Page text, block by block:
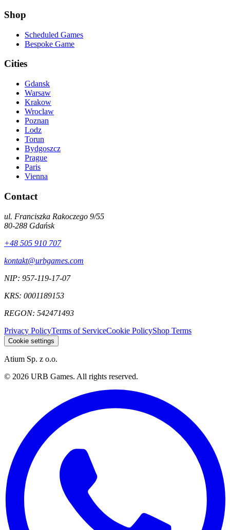
Shop
Scheduled Games
Bespoke Game
Cities
Gdansk
Warsaw
Krakow
Wroclaw
Poznan
Lodz
Torun
Bydgoszcz
Prague
Paris
Vienna
Contact
ul. Franciszka Rakoczego 9/55
80-288 Gdańsk
+48 505 910 707
kontakt@urbgames.com
NIP: 957-119-17-07
KRS: 0001189153
REGON: 542471493
Privacy PolicyTerms of ServiceCookie PolicyShop Terms
Cookie settings
Atium Sp. z o.o.
© 2026 URB Games. All rights reserved.